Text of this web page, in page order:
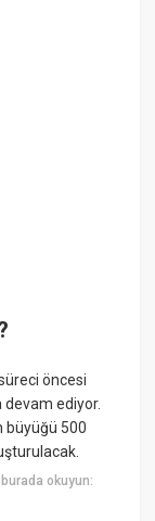
öncesi
ediyor.
büyüğü 500
burada okuyun: